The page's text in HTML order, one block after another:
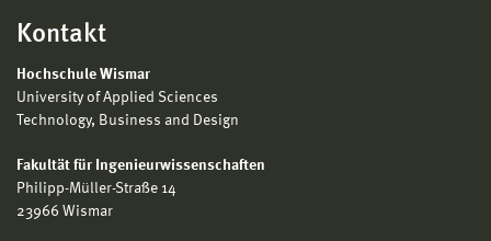
Kontakt
Hochschule Wismar
University of Applied Sciences
Technology, Business and Design
Fakultät für Ingenieurwissenschaften
Philipp-Müller-Straße 14
23966 Wismar